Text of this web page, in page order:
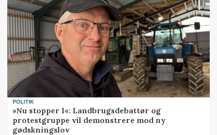
POLITIK
»Nu stopper I«: Landbrugsdebattør og
protestgruppe vil demonstrere mod ny
gødskningslov